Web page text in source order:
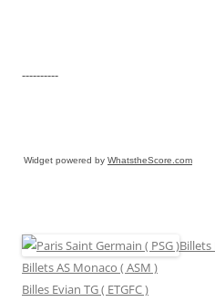
----------
Widget powered by WhatstheScore.com
Billets
Billets AS Monaco ( ASM )
Billes Evian TG ( ETGFC )